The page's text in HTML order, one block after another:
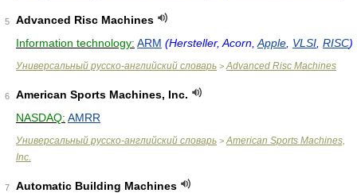
5
Advanced Risc Machines
Information technology: ARM (Hersteller, Acorn, Apple VLSI RISC)
Универсальный русско-английский словарь > Advanced Risc Machines
6
American Sports Machines, Inc.
NASDAQ: AMRR
Универсальный русско-английский словарь > American Sports Machines,
Inc.
7
Automatic Building Machines